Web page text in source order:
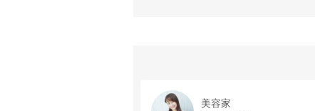
美容家